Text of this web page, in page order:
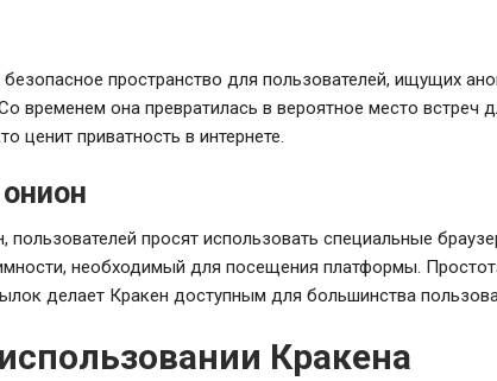
пространство для пользователей, ищущих
временем она превратилась в вероятное место встреч
ценит приватность в интернете.
просят использовать специальные
необходимый для посещения платформы.
делает Кракен доступным для большинства
Кракена